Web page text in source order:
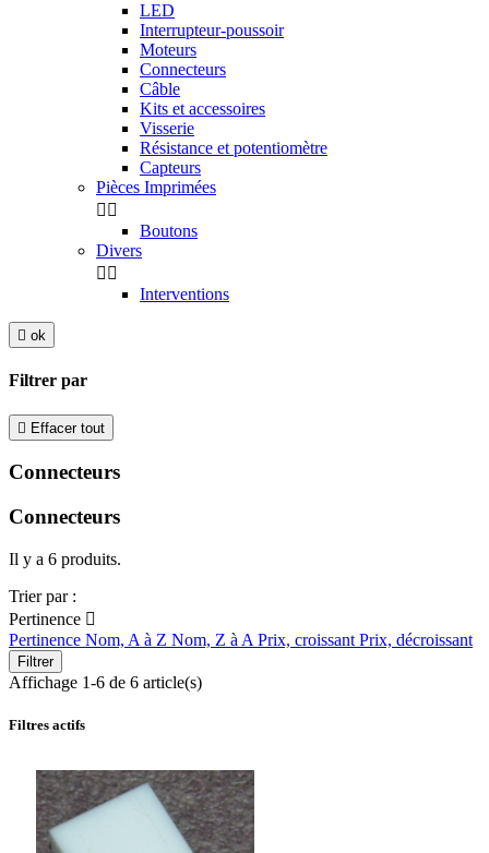
LED
Interrupteur-poussoir
Moteurs
Connecteurs
Câble
Kits et accessoires
Visserie
Résistance et potentiomètre
Capteurs
Pièces Imprimées
 
Boutons
Divers
 
Interventions
 ok
Filtrer par
 Effacer tout
Connecteurs
Connecteurs
Il y a 6 produits.
Trier par :
Pertinence 
Pertinence Nom, A à Z Nom, Z à A Prix, croissant Prix, décroissant
Filtrer
Affichage 1-6 de 6 article(s)
Filtres actifs